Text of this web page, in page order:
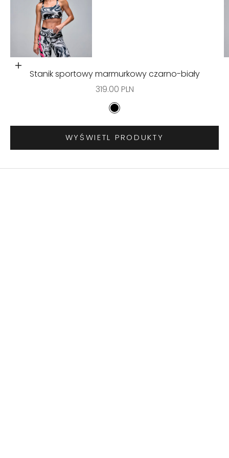
Wybierz opcje
Stanik sportowy marmurkowy czarno-biały
Cena promocyjna
319.00 PLN
Kolor
Czarny
WYŚWIETL PRODUKTY